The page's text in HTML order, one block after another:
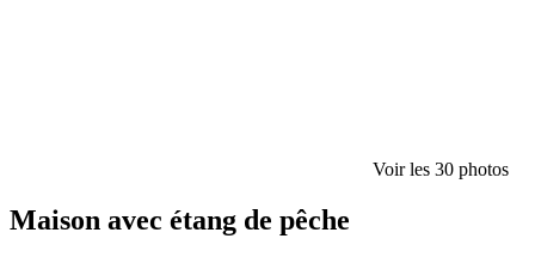
Voir les 30 photos
Maison avec étang de pêche